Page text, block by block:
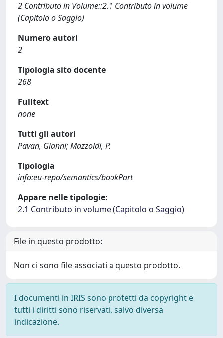
2 Contributo in Volume::2.1 Contributo in volume
(Capitolo o Saggio)
Numero autori
2
Tipologia sito docente
268
Fulltext
none
Tutti gli autori
Pavan, Gianni; Mazzoldi, P.
Tipologia
info:eu-repo/semantics/bookPart
Appare nelle tipologie:
2.1 Contributo in volume (Capitolo o Saggio)
File in questo prodotto:
Non ci sono file associati a questo prodotto.
I documenti in IRIS sono protetti da copyright e
tutti i diritti sono riservati, salvo diversa
indicazione.